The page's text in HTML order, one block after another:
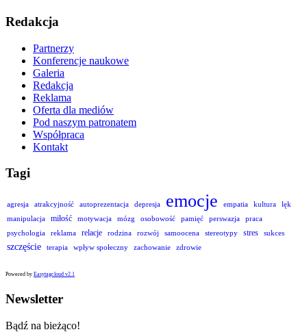
Redakcja
Partnerzy
Konferencje naukowe
Galeria
Redakcja
Reklama
Oferta dla mediów
Pod naszym patronatem
Współpraca
Kontakt
Tagi
agresja atrakcyjność autoprezentacja depresja emocje empatia kultura
lęk
manipulacja
miłość motywacja mózg osobowość pamięć perswazja
praca
psychologia
reklama relacje rodzina rozwój samoocena stereotypy stres sukces
szczęście terapia wpływ społeczny zachowanie zdrowie
Powered by Easytagcloud v2.1
Newsletter
Bądź na bieżąco!